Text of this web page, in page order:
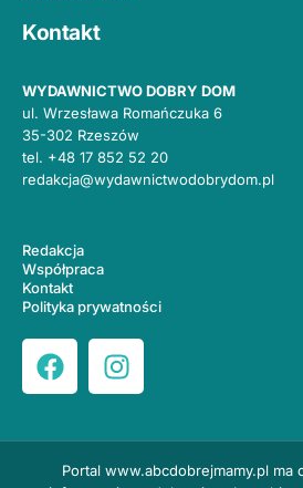
Kontakt
WYDAWNICTWO DOBRY DOM
ul. Wrzesława Romańczuka 6
35-302 Rzeszów
tel. +48 17 852 52 20
redakcja@wydawnictwodobrydom.pl
Redakcja
Współpraca
Kontakt
Polityka prywatności
Portal www.abcdobrejmamy.pl ma